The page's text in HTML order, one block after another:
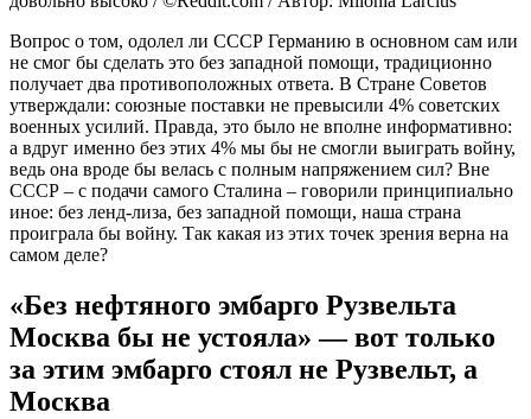
Вопрос о том, одолел ли СССР Германию в основном сам или
не смог бы сделать это без западной помощи, традиционно
получает два противоположных ответа. В Стране Советов
утверждали: союзные поставки не превысили 4% советских
военных усилий. Правда, это было не вполне информативно:
а вдруг именно без этих 4% мы бы не смогли выиграть войну,
ведь она вроде бы велась с полным напряжением сил? Вне
СССР – с подачи самого Сталина – говорили принципиально
иное: без ленд-лиза, без западной помощи, наша страна
проиграла бы войну. Так какая из этих точек зрения верна на
самом деле?
«Без нефтяного эмбарго Рузвельта
Москва бы не устояла» — вот только
за этим эмбарго стоял не Рузвельт, а
Москва